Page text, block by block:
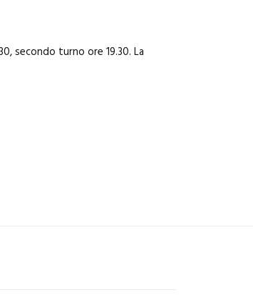
secondo turno ore 19.30. La